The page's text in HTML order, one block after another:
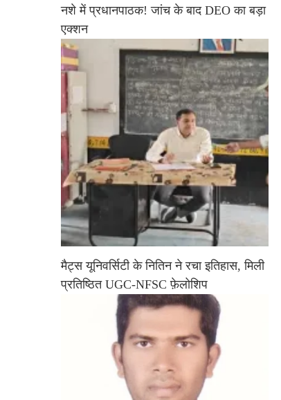
नशे में प्रधानपाठक! जांच के बाद DEO का बड़ा
एक्शन
मैट्स यूनिवर्सिटी के नितिन ने रचा इतिहास, मिली
प्रतिष्ठित UGC-NFSC फ़ेलोशिप